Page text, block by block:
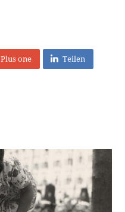
Plus one Teilen